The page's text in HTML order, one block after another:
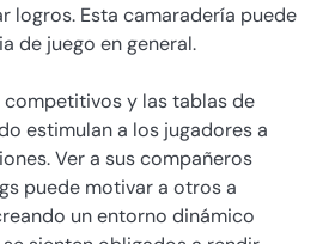
logros. Esta camaradería puede
de juego en general.
competitivos y las tablas de
estimulan a los jugadores a
Ver a sus compañeros
puede motivar a otros a
un entorno dinámico